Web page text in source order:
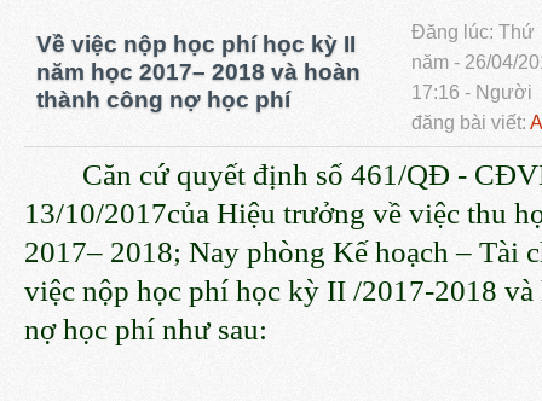
Về việc nộp học phí học kỳ II
năm học 2017– 2018 và hoàn
thành công nợ học phí
Đăng lúc: Thứ
năm - 26/04/
17:16 - Người
đăng bài viết:
Căn cứ quyết định số 461/QĐ -
13/10/2017của Hiệu trưởng về việc thu
2017– 2018; Nay phòng Kế hoạch – Tài
việc nộp học phí học kỳ II /2017-2018 và
nợ học phí như sau: